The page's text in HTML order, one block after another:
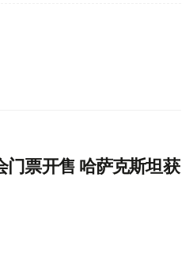
票开售 哈萨克斯坦获